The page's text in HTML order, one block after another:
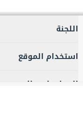
اللجنة
استخدام الموقع
المعلومات والدعم